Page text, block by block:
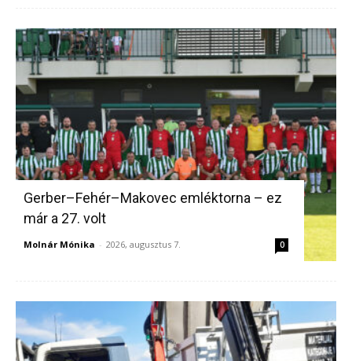
Gerber–Fehér–Makovec emléktorna – ez
már a 27. volt
Molnár Mónika - 2026, augusztus 7. 0